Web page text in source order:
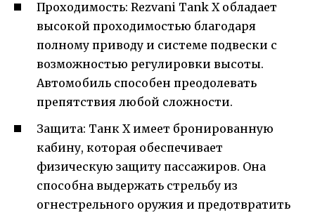
Проходимость: Rezvani Tank X обладает
высокой проходимостью благодаря
полному приводу и системе подвески с
возможностью регулировки высоты.
Автомобиль способен преодолевать
препятствия любой сложности.
Защита: Танк X имеет бронированную
кабину, которая обеспечивает
физическую защиту пассажиров. Она
способна выдержать стрельбу из
огнестрельного оружия и предотвратить